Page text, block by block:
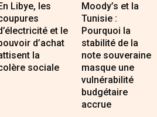
Libye, les
et le
d’achat
la
sociale
Moody’s et la
Tunisie :
Pourquoi la
stabilité de la
note souveraine
masque une
vulnérabilité
budgétaire
accrue